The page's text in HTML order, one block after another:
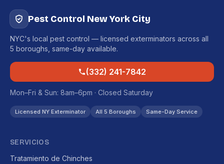
Pest Control New York City
NYC's local pest control — licensed exterminators across all
5 boroughs, same-day available.
(332) 241-7842
Mon–Fri & Sun: 8am–6pm · Closed Saturday
Licensed NY Exterminator All 5 Boroughs Same-Day Service
SERVICIOS
Tratamiento de Chinches